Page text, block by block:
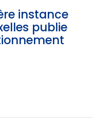
instance
publie